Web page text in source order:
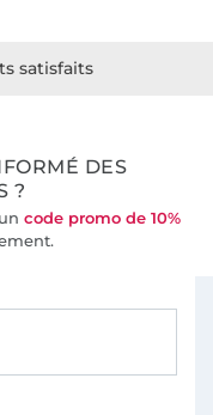
DES
?
code promo de 10%